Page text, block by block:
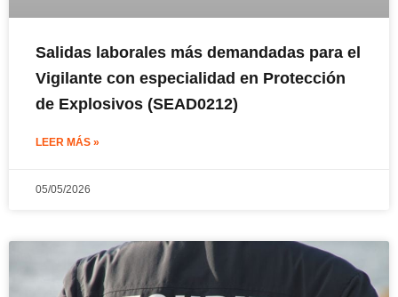
Salidas laborales más demandadas para el
Vigilante con especialidad en Protección
de Explosivos (SEAD0212)
LEER MÁS »
05/05/2026